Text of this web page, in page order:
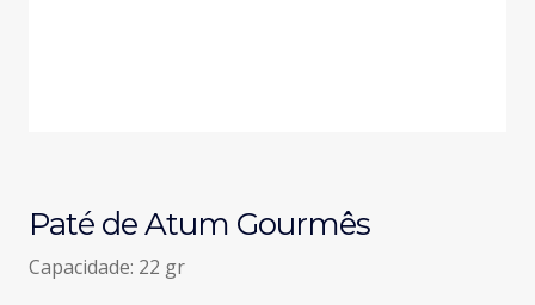
Paté de Atum Gourmês
Capacidade: 22 gr